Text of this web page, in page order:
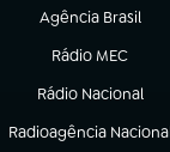
Agência Brasil
(abre em nova aba)
Rádio MEC
(abre em nova
Rádio Nacional
Radioagência
(abre em nova aba)